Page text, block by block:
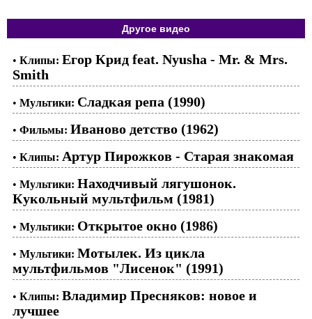
Другое видео
• Клипы: Егор Крид feat. Nyusha - Mr. & Mrs.
Smith
• Мультики: Сладкая репа (1990)
• Фильмы: Иваново детство (1962)
• Клипы: Артур Пирожков - Старая знакомая
• Мультики: Находчивый лягушонок.
Кукольный мультфильм (1981)
• Мультики: Открытое окно (1986)
• Мультики: Мотылек. Из цикла
мультфильмов "Лисенок" (1991)
• Клипы: Владимир Пресняков: новое и
лучшее